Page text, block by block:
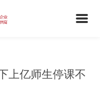
上亿师生停课不